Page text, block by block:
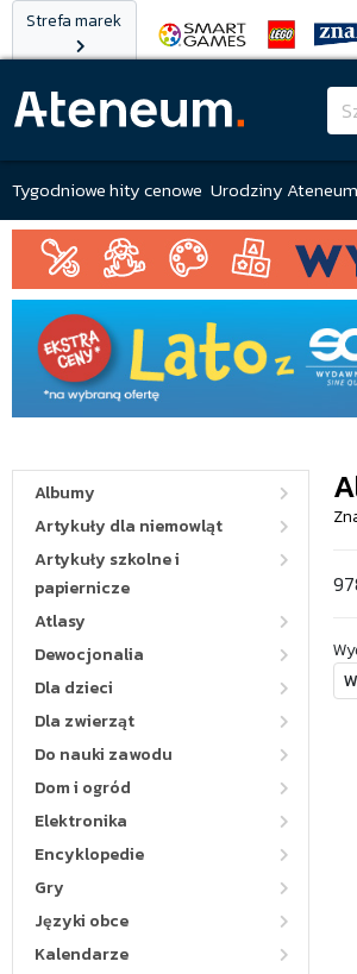
Strefa marek
Tygodniowe hity cenowe Urodziny Ateneum
Albumy
Artykuły dla niemowląt
Artykuły szkolne i
papiernicze
Atlasy
Dewocjonalia
Dla dzieci
Dla zwierząt
Do nauki zawodu
Dom i ogród
Elektronika
Encyklopedie
Gry
Języki obce
Kalendarze